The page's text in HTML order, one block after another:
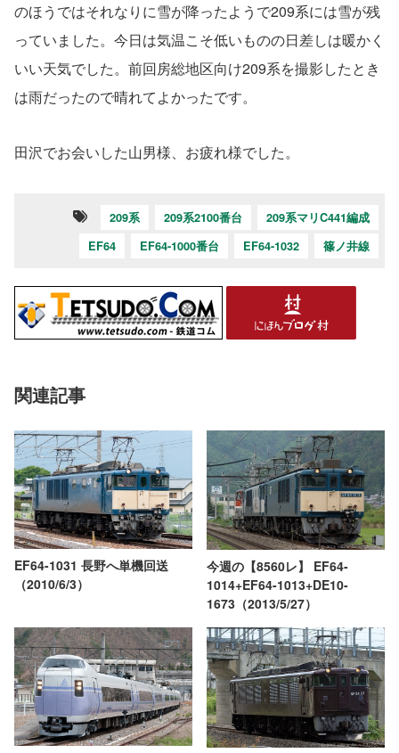
のほうではそれなりに雪が降ったようで209系には雪が残
っていました。今日は気温こそ低いものの日差しは暖かく
いい天気でした。前回房総地区向け209系を撮影したとき
は雨だったので晴れてよかったです。
田沢でお会いした山男様、お疲れ様でした。
209系 209系2100番台
209系マリC441編成
EF64
EF64-1000番台 EF64-1032 篠ノ井線
関連記事
EF64-1031 長野へ単機回送
（2010/6/3）
今週の【8560レ】 EF64-
1014+EF64-1013+DE10-
1673（2013/5/27）